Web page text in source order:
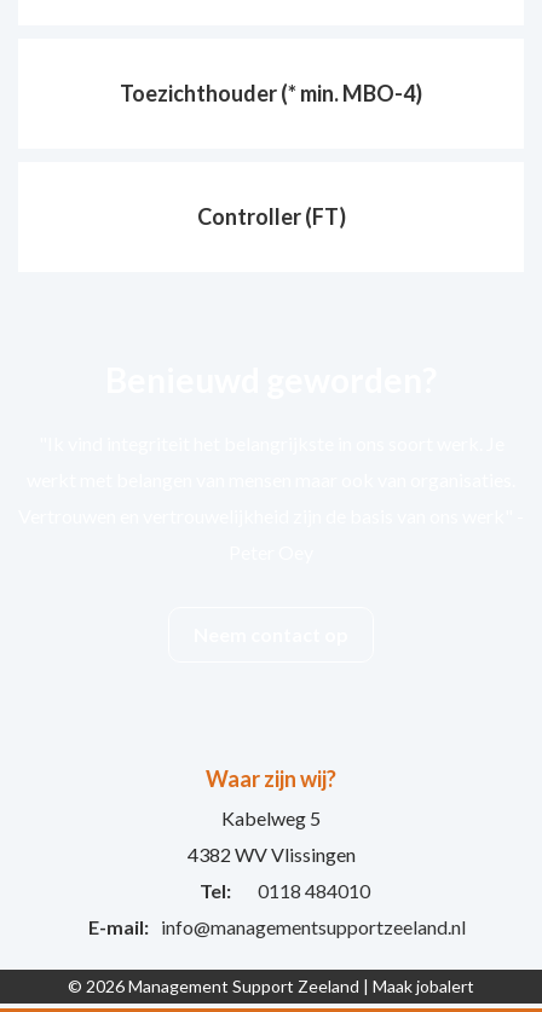
Toezichthouder (* min. MBO-4)
Controller (FT)
Waar zijn wij?
Kabelweg 5
4382 WV Vlissingen
Tel:
0118 484010
E-mail: info@managementsupportzeeland.nl
© 2026 Management Support Zeeland | Maak jobalert